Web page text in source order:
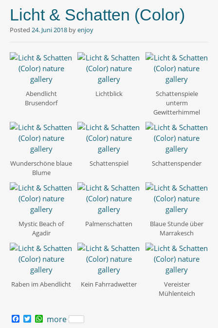
Licht & Schatten (Color)
Posted 24. Juni 2018 byenjoy
Abendlicht
Brusendorf
Lichtblick
Schattenspiele
unterm
Gewitterhimmel
Wunderschöne blaue
Blume
Schattenspiel Schattenspender
Mystic Beach of
Agadir
Palmenschatten
Blaue Stunde über
Marrakesch
Raben im Abendlicht Kein Fahrradwetter
Vereister
Mühlenteich
T W
more